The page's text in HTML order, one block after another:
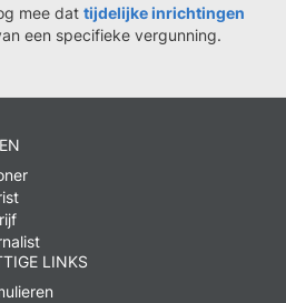
mee dat tijdelijke inrichtingen
een specifieke vergunning.
LINKS